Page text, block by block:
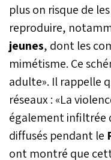
plus on risque de
reproduire,
jeunes, dont les
mimétisme. Ce
adulte». Il rappelle
réseaux : «La
également infiltrée
diffusés pendant le
ont montré que